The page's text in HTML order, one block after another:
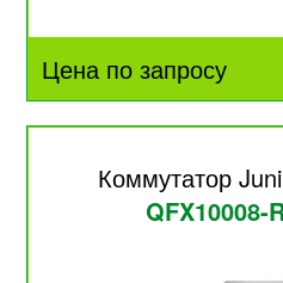
Цена по запросу
Коммутатор
QFX10008-